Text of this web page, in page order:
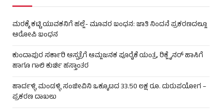
ಮರಕ್ಕೆ ಕಟ್ಟಿ ಯುವಕನಿಗೆ ಹಲ್ಲೆ- ಮೂವರ ಬಂಧನ: ಜಾತಿ ನಿಂದನೆ ಪ್ರಕರಣದಲ್ಲೂ
ಆರೋಪಿ ಬಂಧನ
ಕುಂದಾಪುರ ಸರ್ಕಾರಿ ಆಸ್ಪತ್ರೆಗೆ ಆಮ್ಲಜನಕ ಪೂರೈಕೆ ಯಂತ್ರ, ರಿಕ್ಲೈನರ್ ಹಾಸಿಗೆ
ಹಾಗೂ ಗಾಲಿ ಕುರ್ಚಿ ಹಸ್ತಾಂತರ
ಹಾರ್ದಳ್ಳಿ ಮಂಡಳ್ಳಿ ಸಂಜೀವಿನಿ ಒಕ್ಕೂಟದ 33.50 ಲಕ್ಷ ರೂ. ದುರುಪಯೋಗ –
ಪ್ರಕರಣ ದಾಖಲು